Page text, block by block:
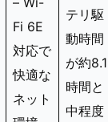
Fi 6E
対応で
快適な
ネット
テリ駆
動時間
が約8.1
時間と
中程度